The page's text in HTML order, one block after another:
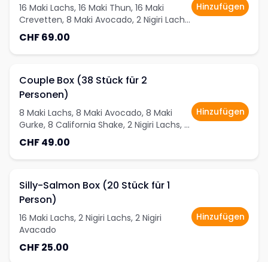
16 Maki Lachs, 16 Maki Thun, 16 Maki
Crevetten, 8 Maki Avocado, 2 Nigiri Lachs,
2 Nigiri Crevetten, 8 Futomaki
CHF 69.00
Hinzufügen
Couple Box (38 Stück für 2
Personen)
8 Maki Lachs, 8 Maki Avocado, 8 Maki
Gurke, 8 California Shake, 2 Nigiri Lachs, 2
Nigiri Sepia, 2 Nigiri Crevetten
CHF 49.00
Hinzufügen
Silly-Salmon Box (20 Stück für 1
Person)
16 Maki Lachs, 2 Nigiri Lachs, 2 Nigiri
Avacado
CHF 25.00
Hinzufügen